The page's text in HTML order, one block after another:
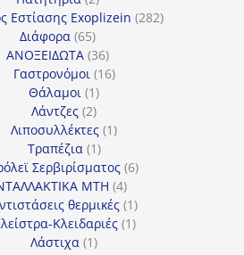
προϊόντα
Εστίασης Exoplizein 282282
Διάφορα 6565
προϊόντα
ΑΝΟΞΕΙΔΩΤΑ 3636
προϊόντα
Γαστρονόμοι 1616
Θάλαμοι 11
προϊόν
Λάντζες 22
προϊόντα
Λιποσυλλέκτες 11
Τραπέζια 11
προϊόν
Σερβιρίσματος 66
MTH 44
προϊόντα
θερμικές 11
προϊόν
Κλειδαριές 11
Λάστιχα 11